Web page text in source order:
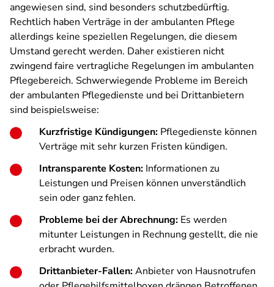
angewiesen sind, sind besonders schutzbedürftig.
Rechtlich haben Verträge in der ambulanten Pflege
allerdings keine speziellen Regelungen, die diesem
Umstand gerecht werden. Daher existieren nicht
zwingend faire vertragliche Regelungen im ambulanten
Pflegebereich. Schwerwiegende Probleme im Bereich
der ambulanten Pflegedienste und bei Drittanbietern
sind beispielsweise:
Kurzfristige Kündigungen: Pflegedienste können
Verträge mit sehr kurzen Fristen kündigen.
Intransparente Kosten: Informationen zu
Leistungen und Preisen können unverständlich
sein oder ganz fehlen.
Probleme bei der Abrechnung: Es werden
mitunter Leistungen in Rechnung gestellt, die nie
erbracht wurden.
Drittanbieter-Fallen:Anbieter von Hausnotrufen